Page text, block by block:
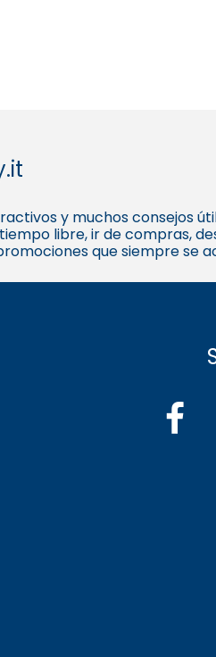
y muchos consejos
libre, ir de compras,
que siempre se